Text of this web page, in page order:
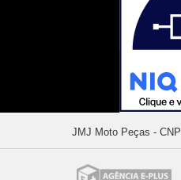
JMJ Moto Peças -